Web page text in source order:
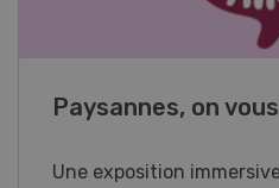
Cours spécialisé
Vous élevez des